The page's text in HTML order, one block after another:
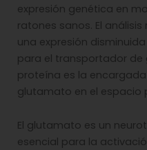
expresión genética en
ratones sanos. El análisis
una expresión
para el transportador de
proteína es la
glutamato en el espacio
El glutamato es un
esencial para la